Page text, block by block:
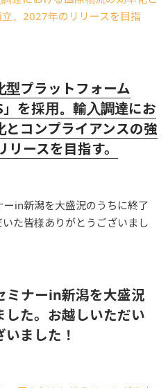
型プラットフォーム
」を採用。輸入調達にお
コンプライアンスの強
ースを目指す。
ミナーin新潟を大盛況
た。お越しいただい
ました！